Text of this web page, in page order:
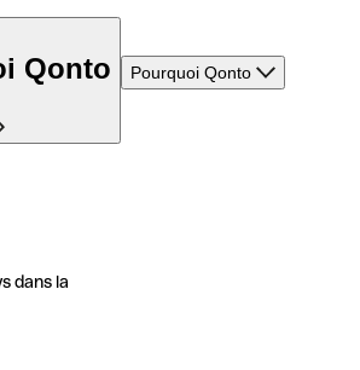
Qonto Pourquoi Qonto
dans la